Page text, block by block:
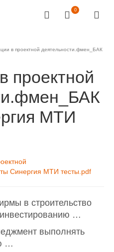
0
в проектной деятельности.фмен_БАК
проектной
МТИ
Синергия МТИ тесты.pdf
в строительство
инвестированию …
выполнять
…